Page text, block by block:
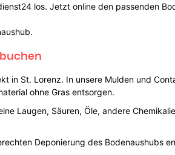
los. Jetzt online den passenden
in St. Lorenz. In unsere Mulden und
ohne Gras entsorgen.
Laugen, Säuren, Öle, andere
Deponierung des Bodenaushubs